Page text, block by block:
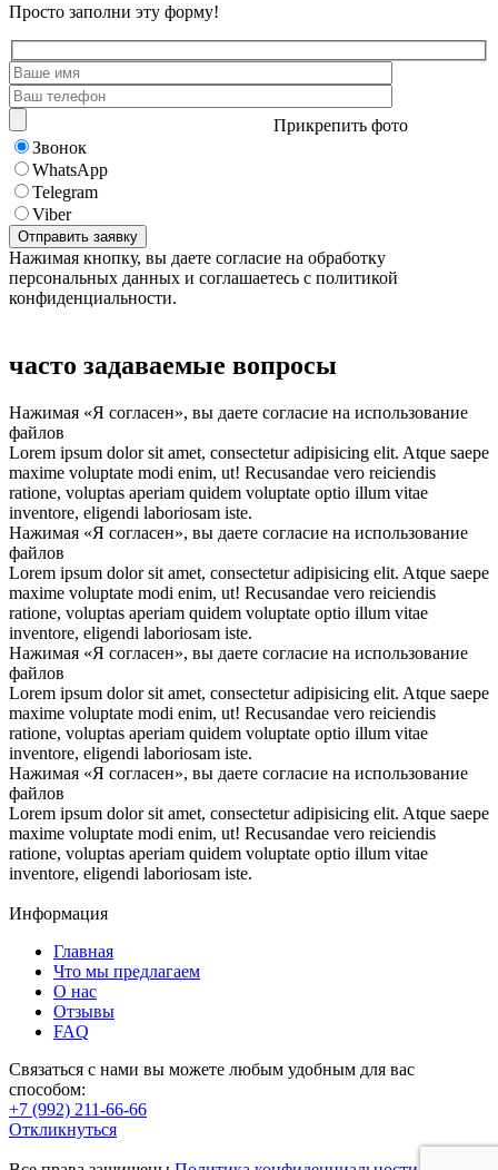
Просто заполни эту форму!
Прикрепить фото
Звонок
WhatsApp
Telegram
Viber
Нажимая кнопку, вы даете согласие на обработку
персональных данных и соглашаетесь с политикой
конфиденциальности.
часто задаваемые вопросы
Нажимая «Я согласен», вы даете согласие на использование
файлов
Lorem ipsum dolor sit amet, consectetur adipisicing elit. Atque saepe
maxime voluptate modi enim, ut! Recusandae vero reiciendis
ratione, voluptas aperiam quidem voluptate optio illum vitae
inventore, eligendi laboriosam iste.
Нажимая «Я согласен», вы даете согласие на использование
файлов
Lorem ipsum dolor sit amet, consectetur adipisicing elit. Atque saepe
maxime voluptate modi enim, ut! Recusandae vero reiciendis
ratione, voluptas aperiam quidem voluptate optio illum vitae
inventore, eligendi laboriosam iste.
Нажимая «Я согласен», вы даете согласие на использование
файлов
Lorem ipsum dolor sit amet, consectetur adipisicing elit. Atque saepe
maxime voluptate modi enim, ut! Recusandae vero reiciendis
ratione, voluptas aperiam quidem voluptate optio illum vitae
inventore, eligendi laboriosam iste.
Нажимая «Я согласен», вы даете согласие на использование
файлов
Lorem ipsum dolor sit amet, consectetur adipisicing elit. Atque saepe
maxime voluptate modi enim, ut! Recusandae vero reiciendis
ratione, voluptas aperiam quidem voluptate optio illum vitae
inventore, eligendi laboriosam iste.
Информация
Главная
Что мы предлагаем
О нас
Отзывы
FAQ
Связаться с нами вы можете любым удобным для вас
способом:
+7 (992) 211-66-66
Откликнуться